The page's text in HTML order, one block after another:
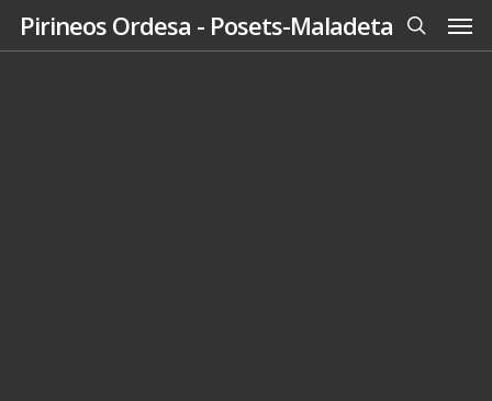
SkipPirineos Ordesa - Posets-Maladeta
search